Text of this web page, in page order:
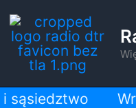
sąsiedztwo